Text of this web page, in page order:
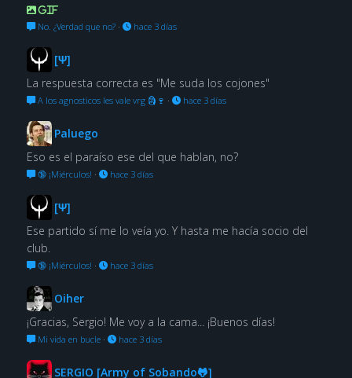
GIF
No. ¿Verdad que no?· hace 3 días
[Ψ]
La respuesta correcta es "Me suda los cojones"
A los agnosticos les vale vrg 🗿🍷 · hace 3 días
Paluego
Eso es el paraíso ese del que hablan, no?
🔞 ¡Miérculos! · hace 3 días
[Ψ]
Ese partido sí me lo veía yo. Y hasta me hacía socio del
club.
🔞 ¡Miérculos! · hace 3 días
Oiher
¡Gracias, Sergio! Me voy a la cama... ¡Buenos días!
Mi vida en bucle· hace 3 días
SERGIO [Army of Sobando🐸]